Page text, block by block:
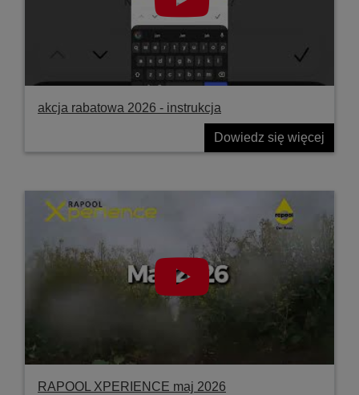
akcja rabatowa 2026 - instrukcja
Dowiedz się więcej
RAPOOL XPERIENCE maj 2026